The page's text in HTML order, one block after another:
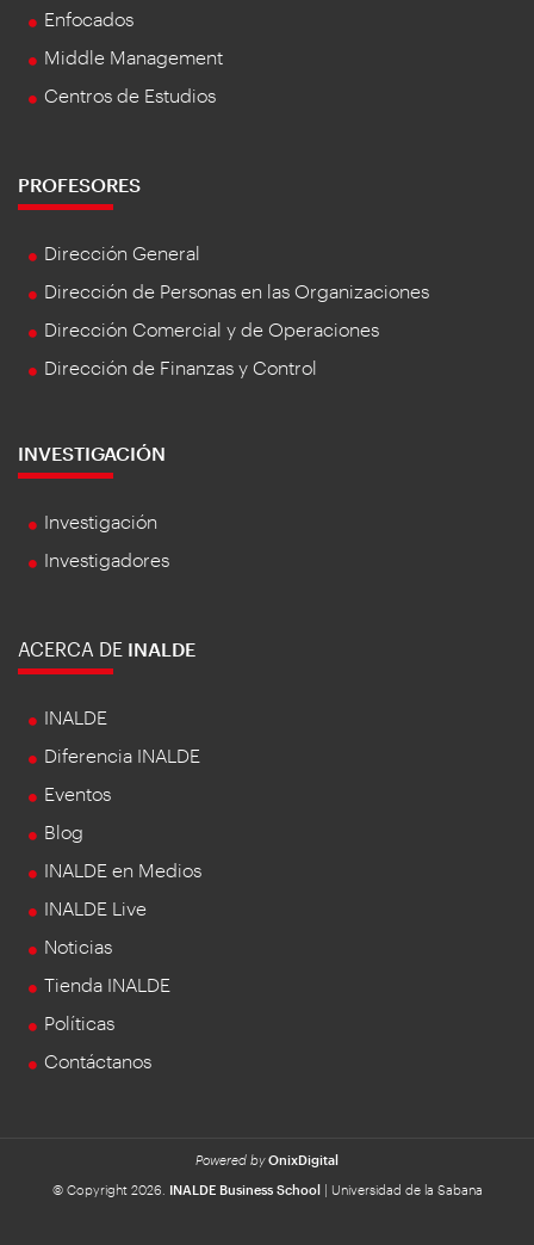
Enfocados
Middle Management
Centros de Estudios
PROFESORES
Dirección General
Dirección de Personas en las Organizaciones
Dirección Comercial y de Operaciones
Dirección de Finanzas y Control
INVESTIGACIÓN
Investigación
Investigadores
ACERCA DE INALDE
INALDE
Diferencia INALDE
Eventos
Blog
INALDE en Medios
INALDE Live
Noticias
Tienda INALDE
Políticas
Contáctanos
Powered by OnixDigital
© Copyright 2026.
INALDE Business School | Universidad de la Sabana